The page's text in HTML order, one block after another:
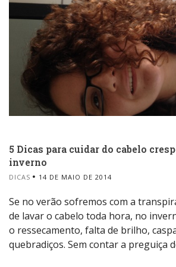
5 Dicas para cuidar do cabelo
inverno
DICAS 14 DE MAIO DE 2014
Se no verão sofremos com a
de lavar o cabelo toda hora, no
o ressecamento, falta de brilho,
quebradiços. Sem contar a preguiça